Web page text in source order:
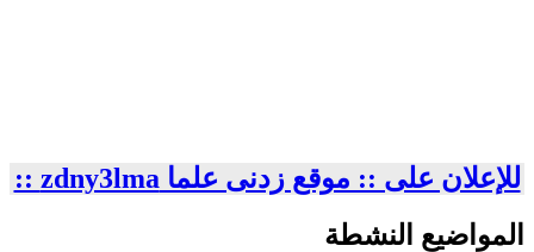
للإعلان على :: موقع زدنى علما zdny3lma ::
المواضيع النشطة